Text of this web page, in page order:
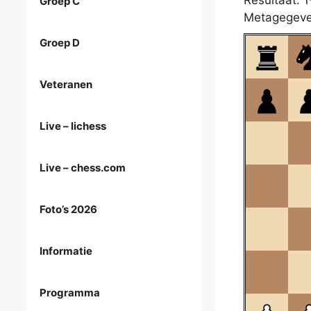
Groep D
Veteranen
Live – lichess
Live – chess.com
Foto’s 2026
Informatie
Programma